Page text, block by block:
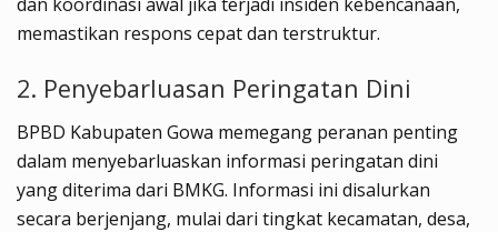
memastikan respons cepat dan terstruktur.
2. Penyebarluasan Peringatan Dini
BPBD Kabupaten Gowa memegang peranan penting
dalam menyebarluaskan informasi peringatan dini
yang diterima dari BMKG. Informasi ini disalurkan
secara berjenjang, mulai dari tingkat kecamatan, desa,